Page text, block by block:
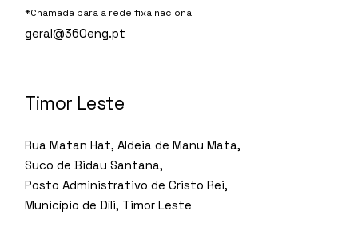
*Chamada para a rede fixa nacional
geral@360eng.pt
Timor Leste
Rua Matan Hat, Aldeia de Manu Mata,
Suco de Bidau Santana,
Posto Administrativo de Cristo Rei,
Município de Díli, Timor Leste